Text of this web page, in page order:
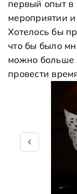
первый опыт в
мероприятии
Хотелось бы
что бы было
можно больше
провести